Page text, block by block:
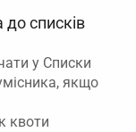
списків
у Списки
якщо
квоти